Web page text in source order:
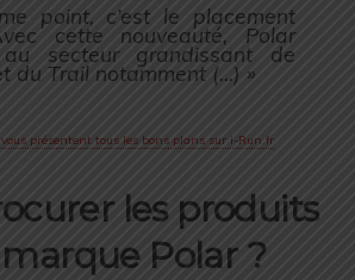
point, c’est le placement
cette nouveauté, Polar
au secteur grandissant de
du Trail notamment (…) »
les produits
Polar ?